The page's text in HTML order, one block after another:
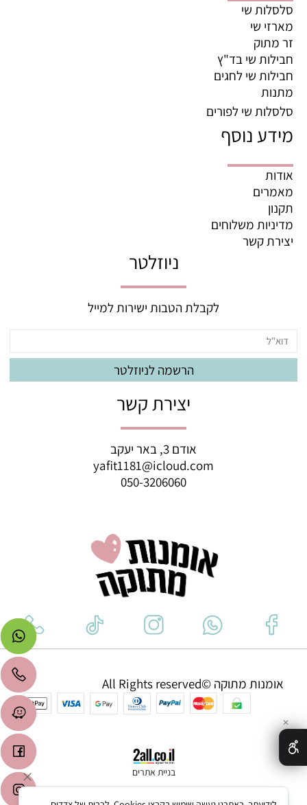
סלסלות שי
מארזי שי
זר מתוק
חבילות שי בד"ץ
חבילות שי לחגים
מתנות
סלסלות שי לפורים
מידע נוסף
אודות
מאמרים
תקנון
מדיניות משלוחים
יצירת קשר
ניוזלטר
לקבלת הטבות ישירות למייל
יצירת קשר
אודם 3, באר יעקב
yafit1181@icloud.com
050-3206060
אומנות מתוקה ©All Rights reserved
בניית אתרים
✕